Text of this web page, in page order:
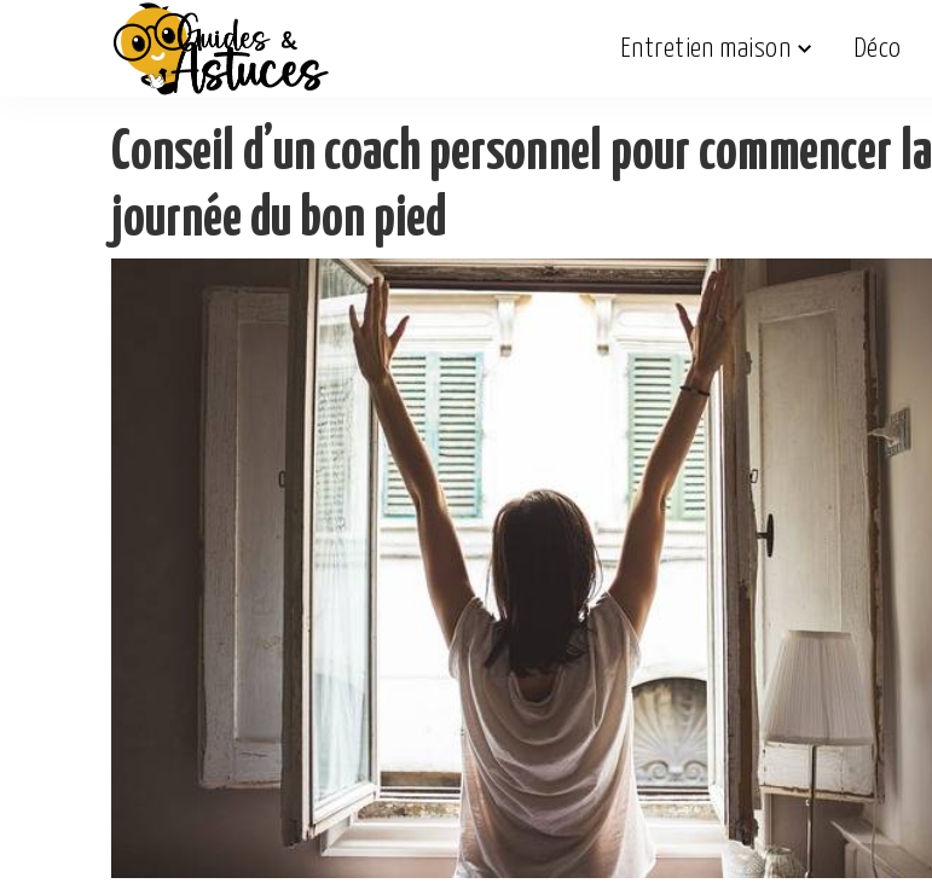
Entretien maison Déco
Conseil d’un coach personnel pour commencer la
journée du bon pied